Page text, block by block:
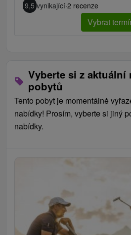
9,5 vynikající·2 recenze
Vybrat
Vyberte si z aktuální
pobytů
Tento pobyt je momentálně
nabídky! Prosím, vyberte si jiný
nabídky.